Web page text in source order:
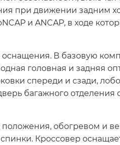
при движении задним
и ANCAP, в ходе
В базовую
головная и задняя
спереди и сзади,
багажного
обогревом и
Кроссовер